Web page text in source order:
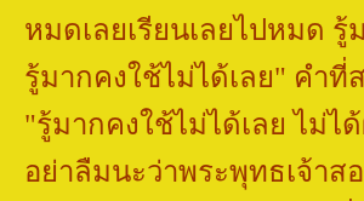
หมดเลยเรียนเลยไปหมด
รู้มากคงใช้ไม่ได้เลย" คำที่
"รู้มากคงใช้ไม่ได้เลย ไม่ไ
อย่าลืมนะว่าพระพุทธเจ้าส